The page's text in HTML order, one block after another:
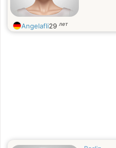
Angelafli29 лет